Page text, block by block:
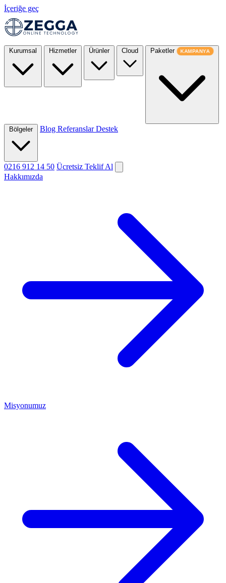
İçeriğe geç
Kurumsal Hizmetler Ürünler Cloud Paketler KAMPANYA
Bölgeler Blog ReferanslarDestek
0216 912 14 50 Ücretsiz Teklif Al
Hakkımızda
Misyonumuz